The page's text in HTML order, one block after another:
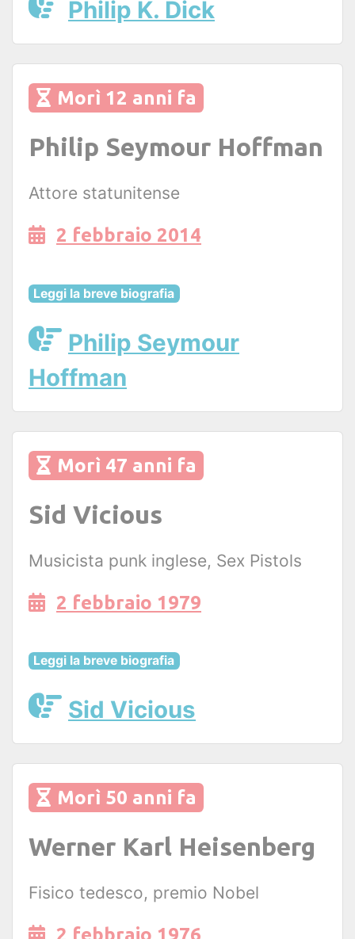
Philip K. Dick
Morì 12 anni fa
Philip Seymour Hoffman
Attore statunitense
2 febbraio 2014
Leggi la breve biografia
Philip Seymour
Hoffman
Morì 47 anni fa
Sid Vicious
Musicista punk inglese, Sex Pistols
2 febbraio 1979
Leggi la breve biografia
Sid Vicious
Morì 50 anni fa
Werner Karl Heisenberg
Fisico tedesco, premio Nobel